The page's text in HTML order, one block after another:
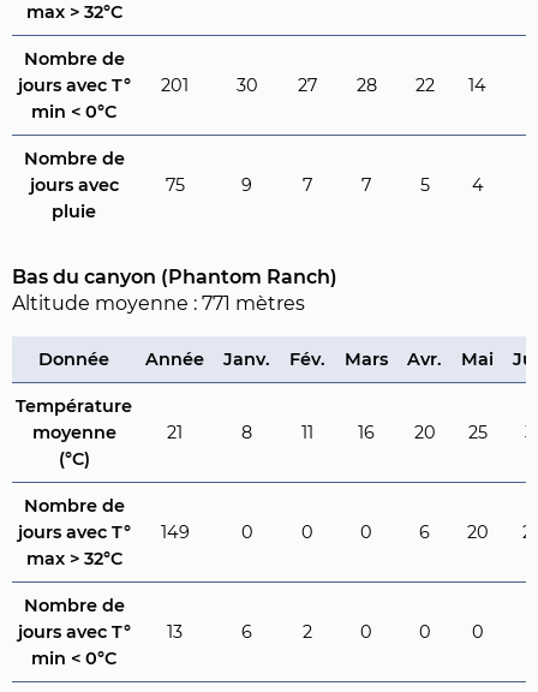
max > 32°C
Nombre de
jours avec T°
min < 0°C
201 30 27 28 22 14
Nombre de
jours avec
pluie
75 9 7 7 5 4
Bas du canyon (Phantom Ranch)
Altitude moyenne : 771 mètres
Donnée Année Janv. Fév. Mars Avr. Mai
Température
moyenne
(°C)
21 8 11 16 20 25
Nombre de
jours avec T°
max > 32°C
149 0 0 0 6 20
Nombre de
jours avec T°
min < 0°C
13 6 2 0 0 0